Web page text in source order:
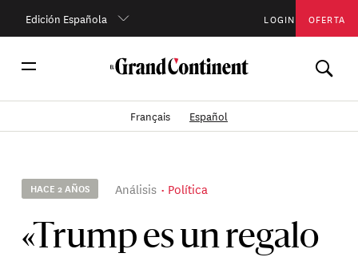
Edición Española LOGIN OFERTA
Français Español
HACE 2 AÑOS Análisis Política
«Trump es un regalo